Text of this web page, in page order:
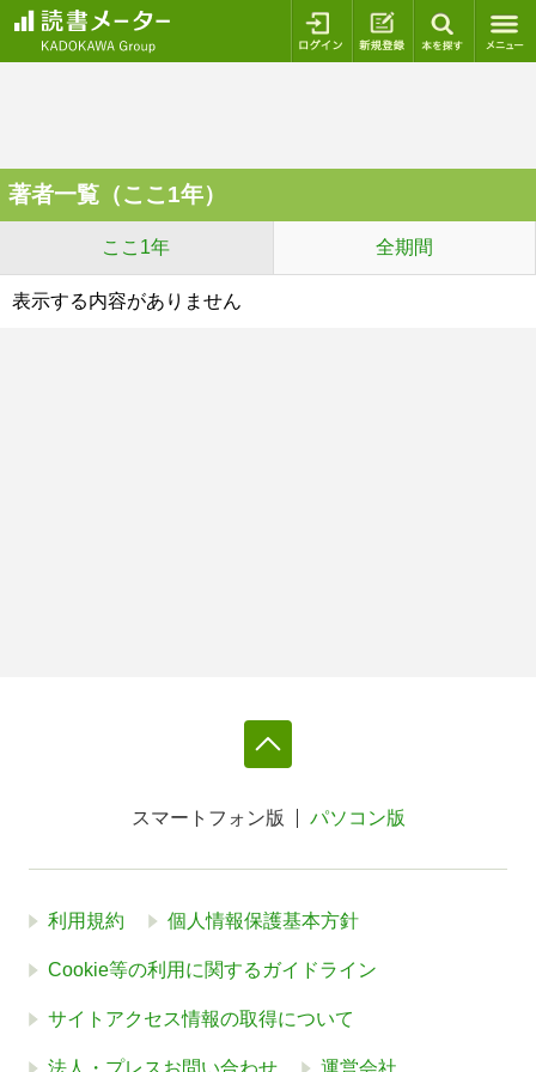
ログイン 新規登録
著者一覧（ここ1年）
ここ1年 全期間
表示する内容がありません
スマートフォン版 パソコン版
利用規約 個人情報保護基本方針
Cookie等の利用に関するガイドライン
サイトアクセス情報の取得について
法人・プレスお問い合わせ 運営会社